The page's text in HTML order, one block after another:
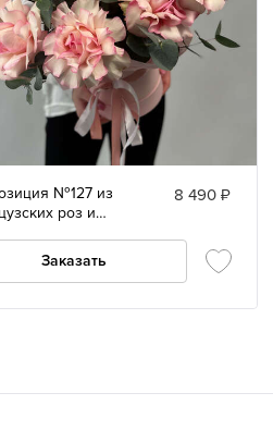
№127 из
роз и
8 490 ₽
Заказать